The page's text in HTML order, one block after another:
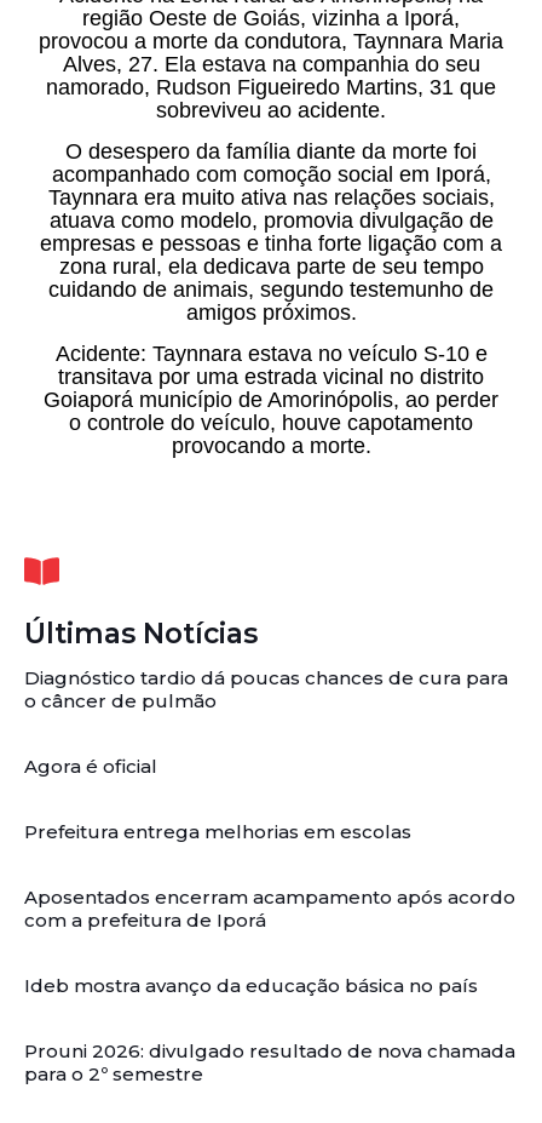
região Oeste de Goiás, vizinha a Iporá,
provocou a morte da condutora, Taynnara Maria
Alves, 27. Ela estava na companhia do seu
namorado, Rudson Figueiredo Martins, 31 que
sobreviveu ao acidente.
O desespero da família diante da morte foi
acompanhado com comoção social em Iporá,
Taynnara era muito ativa nas relações sociais,
atuava como modelo, promovia divulgação de
empresas e pessoas e tinha forte ligação com a
zona rural, ela dedicava parte de seu tempo
cuidando de animais, segundo testemunho de
amigos próximos.
Acidente: Taynnara estava no veículo S-10 e
transitava por uma estrada vicinal no distrito
Goiaporá município de Amorinópolis, ao perder
o controle do veículo, houve capotamento
provocando a morte.
Últimas Notícias
Diagnóstico tardio dá poucas chances de cura para
o câncer de pulmão
Agora é oficial
Prefeitura entrega melhorias em escolas
Aposentados encerram acampamento após acordo
com a prefeitura de Iporá
Ideb mostra avanço da educação básica no país
Prouni 2026: divulgado resultado de nova chamada
para o 2º semestre